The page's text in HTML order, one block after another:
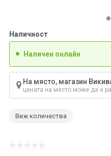
Наличност
Наличен онлайн
На място, магазин
цената на място може да е
Виж количества